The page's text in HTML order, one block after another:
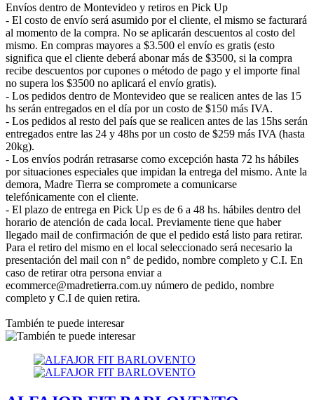
Envíos dentro de Montevideo y retiros en Pick Up
- El costo de envío será asumido por el cliente, el mismo se facturará
al momento de la compra. No se aplicarán descuentos al costo del
mismo. En compras mayores a $3.500 el envío es gratis (esto
significa que el cliente deberá abonar más de $3500, si la compra
recibe descuentos por cupones o método de pago y el importe final
no supera los $3500 no aplicará el envío gratis).
- Los pedidos dentro de Montevideo que se realicen antes de las 15
hs serán entregados en el día por un costo de $150 más IVA.
- Los pedidos al resto del país que se realicen antes de las 15hs serán
entregados entre las 24 y 48hs por un costo de $259 más IVA (hasta
20kg).
- Los envíos podrán retrasarse como excepción hasta 72 hs hábiles
por situaciones especiales que impidan la entrega del mismo. Ante la
demora, Madre Tierra se compromete a comunicarse
telefónicamente con el cliente.
- El plazo de entrega en Pick Up es de 6 a 48 hs. hábiles dentro del
horario de atención de cada local. Previamente tiene que haber
llegado mail de confirmación de que el pedido está listo para retirar.
Para el retiro del mismo en el local seleccionado será necesario la
presentación del mail con n° de pedido, nombre completo y C.I. En
caso de retirar otra persona enviar a
ecommerce@madretierra.com.uy número de pedido, nombre
completo y C.I de quien retira.
También te puede interesar